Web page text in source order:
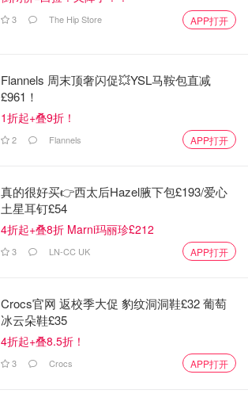
3 The Hip Store APP打开
Flannels 周末顶奢闪促💥YSL马鞍包直减
£961！
1折起+叠9折！
2 Flannels APP打开
真的很好买👉西太后Hazel腋下包£193/爱心
土星耳钉£54
4折起+叠8折 Marni玛丽珍£212
3 LN-CC UK APP打开
Crocs官网 返校季大促 豹纹洞洞鞋£32 葡萄
冰云朵鞋£35
4折起+叠8.5折！
3 Crocs APP打开